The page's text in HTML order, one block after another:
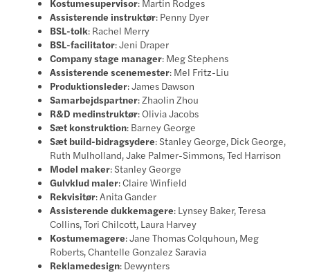
Assisterende instruktør: Penny Dyer
BSL-tolk: Rachel Merry
BSL-facilitator: Jeni Draper
Company stage manager: Meg Stephens
Assisterende scenemester: Mel Fritz-Liu
Produktionsleder: James Dawson
Samarbejdspartner: Zhaolin Zhou
R&D medinstruktør: Olivia Jacobs
Sæt konstruktion: Barney George
Sæt build-bidragsydere: Stanley George, Dick George,
Ruth Mulholland, Jake Palmer-Simmons, Ted Harrison
Model maker: Stanley George
Gulvklud maler: Claire Winfield
Rekvisitør: Anita Gander
Assisterende dukkemagere: Lynsey Baker, Teresa
Collins, Tori Chilcott, Laura Harvey
Kostumemagere: Jane Thomas Colquhoun, Meg
Roberts, Chantelle Gonzalez Saravia
Reklamedesign: Dewynters